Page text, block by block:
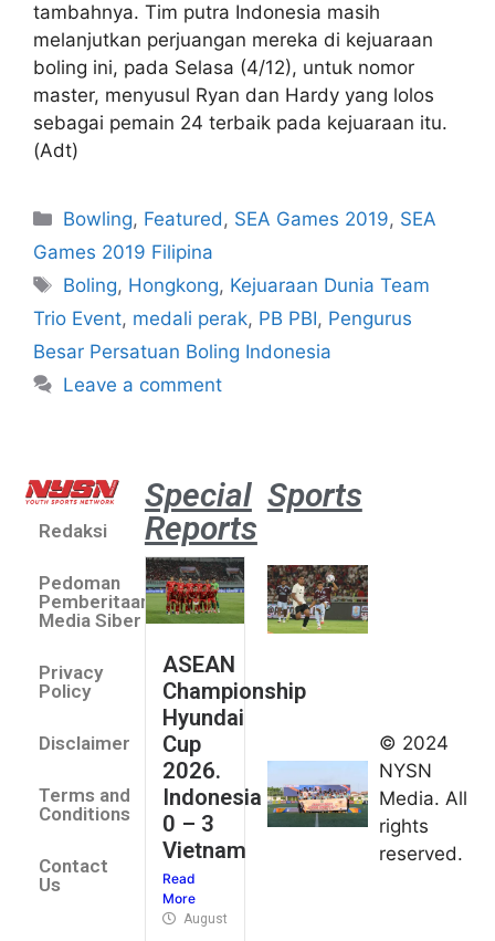
tambahnya. Tim putra Indonesia masih
melanjutkan perjuangan mereka di kejuaraan
boling ini, pada Selasa (4/12), untuk nomor
master, menyusul Ryan dan Hardy yang lolos
sebagai pemain 24 terbaik pada kejuaraan itu.
(Adt)
Bowling, Featured, SEA Games 2019, SEA
Games 2019 Filipina
Boling, Hongkong, Kejuaraan Dunia Team
Trio Event, medali perak, PB PBI, Pengurus
Besar Persatuan Boling Indonesia
Leave a comment
Redaksi
Pedoman
Pemberitaan
Media Siber
Privacy
Policy
Disclaimer
Terms and
Conditions
Contact
Us
Special
Reports
ASEAN
Championship
Hyundai
Cup
2026.
Indonesia
0 – 3
Vietnam
Read
More
August 4, 2026
Sports
umum
Kejurnas
Panahan
Junior di
Kudus
© 2024
NYSN
Media. All
rights
reserved.